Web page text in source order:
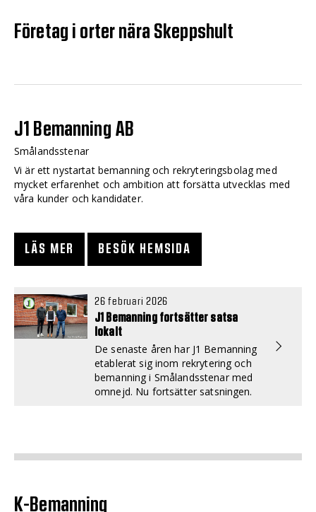
Företag i orter nära Skeppshult
J1 Bemanning AB
Smålandsstenar
Vi är ett nystartat bemanning och rekryteringsbolag med
mycket erfarenhet och ambition att forsätta utvecklas med
våra kunder och kandidater.
LÄS MER BESÖK HEMSIDA
26 februari 2026
J1 Bemanning fortsätter satsa
lokalt
De senaste åren har J1 Bemanning
etablerat sig inom rekrytering och
bemanning i Smålandsstenar med
omnejd. Nu fortsätter satsningen.
K-Bemanning